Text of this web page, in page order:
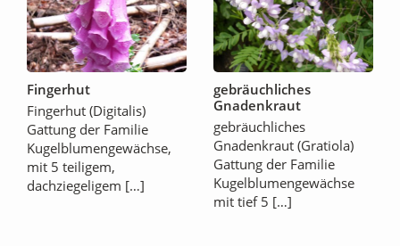
Fingerhut
Fingerhut (Digitalis)
Gattung der Familie
Kugelblumengewächse,
mit 5 teiligem,
dachziegeligem […]
gebräuchliches
Gnadenkraut
gebräuchliches
Gnadenkraut (Gratiola)
Gattung der Familie
Kugelblumengewächse
mit tief 5 […]